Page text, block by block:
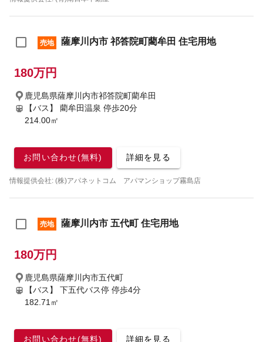
売地 薩摩川内市 祁答院町藺牟田 住宅用地
180万円
鹿児島県薩摩川内市祁答院町藺牟田
【バス】 藺牟田温泉 停歩20分
214.00㎡
お問い合わせ(無料) 詳細を見る
情報提供会社: (株)アパネットコム アパマンショップ霧島店
売地 薩摩川内市 五代町 住宅用地
180万円
鹿児島県薩摩川内市五代町
【バス】 下五代バス停 停歩4分
182.71㎡
お問い合わせ(無料) 詳細を見る